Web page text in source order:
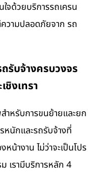
จด้วยบริการรถเครน
วามปลอดภัยจาก รถ
รับจ้างครบวงจร
ชิงเทรา
หรับการขนย้ายและยก
หนักและรถรับจ้างที่
างาน ไม่ว่าจะเป็นโปร
เรามีบริการหลัก 4